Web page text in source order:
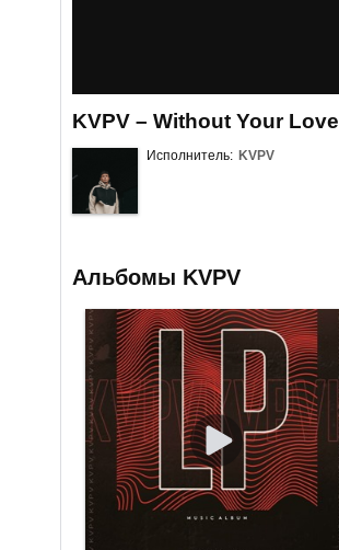
KVPV – Without Your Love
Исполнитель: KVPV
Альбомы KVPV